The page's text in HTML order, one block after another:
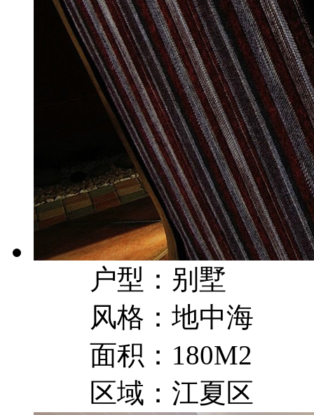
户型：别墅
风格：地中海
面积：180M2
区域：江夏区